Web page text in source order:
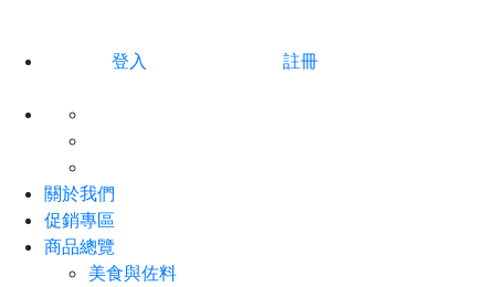
登入 註冊
關於我們
促銷專區
商品總覽
美食與佐料